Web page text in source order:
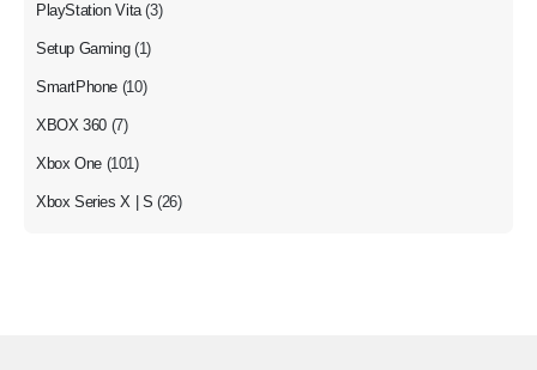
PlayStation Vita (3)
Setup Gaming (1)
SmartPhone (10)
XBOX 360 (7)
Xbox One (101)
Xbox Series X | S (26)